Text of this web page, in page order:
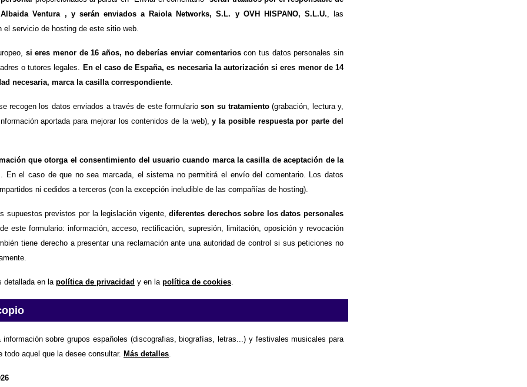
Ventura , y serán enviados a Raiola Networks, S.L. y OVH HISPANO, S.L.U. , las
el servicio de hosting de este sitio web.
si eres menor de 16 años, no deberías enviar comentarioscon tus datos personales sin
o tutores legales.
En el caso de España, es necesaria la autorización si eres menor de 14
necesaria, marca la casilla correspondiente
recogen los datos enviados a través de este formularioson su tratamiento(grabación, lectura y,
aportada para mejorar los contenidos de la web),y la posible respuesta por parte del
que otorga el consentimiento del usuario cuando marca la casilla de aceptación de la
. En el caso de que no sea marcada, el sistema no permitirá el envío del comentario. Los datos
ni cedidos a terceros (con la excepción ineludible de las compañías de hosting).
supuestos previstos por la legislación vigente,diferentes derechos sobre los datos personales
este formulario: información, acceso, rectificación, supresión, limitación, oposición y revocación
tiene derecho a presentar una reclamación ante una autoridad de control si sus peticiones no
detallada en la política de privacidad y en la política de cookies
información sobre grupos españoles (discografias, biografías, letras...) y festivales musicales para
todo aquel que la desee consultar. Más detalles.